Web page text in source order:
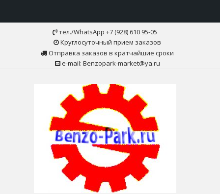
тел./WhatsApp +7 (928) 610 95-05
Круглосуточный прием заказов
Отправка заказов в кратчайшие сроки
e-mail: Benzopark-market@ya.ru